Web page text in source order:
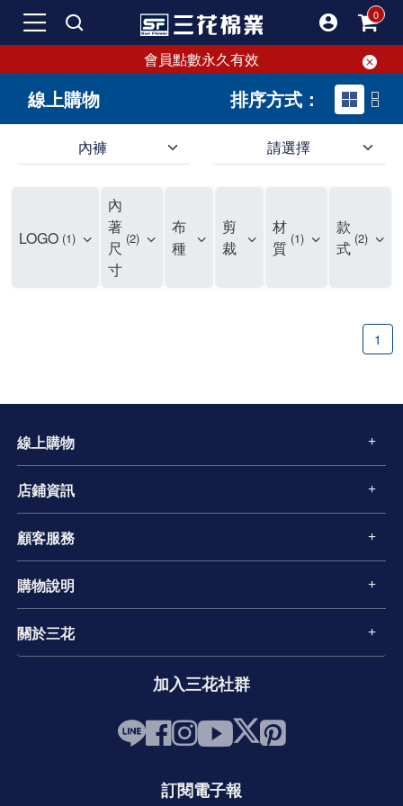
會員點數永久有效
線上購物 排序方式：
內褲 請選擇
LOGO 1
內
著
尺
寸
2
布
種
剪
裁
材
質 1
款
式 2
1
線上購物
店鋪資訊
顧客服務
購物說明
關於三花
加入三花社群
訂閱電子報